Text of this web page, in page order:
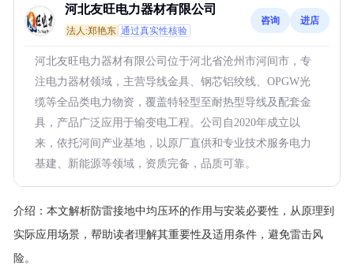
河北友旺电力器材有限公司
法人:郑艳东 通过真实性核验
咨询 进店
河北友旺电力器材有限公司位于河北省沧州市河间市，专
注电力器材领域，主营导线金具、钢芯铝绞线、OPGW光
缆等全品类电力物资，覆盖特轻型至耐热型导线及配套金
具，产品广泛应用于输变电工程。公司自2020年成立以
来，依托河间产业基地，以原厂直供和专业技术服务电力
基建、新能源等领域，资质完备，品质可靠。
介绍： 本文解析防雷接地中均压环的作用与安装必要性，从原理到
实际应用场景，帮助读者理解其重要性及适用条件，避免雷击风
险。